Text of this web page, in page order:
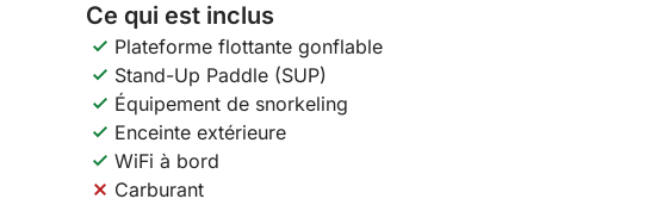
Ce qui est inclus
Plateforme flottante gonflable
Stand-Up Paddle (SUP)
Équipement de snorkeling
Enceinte extérieure
WiFi à bord
Carburant